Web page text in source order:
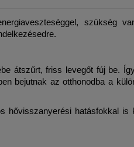
szükség
átszűrt, friss levegőt fúj be.
bejutnak az otthonodba a
hővisszanyerési hatásfokkal is